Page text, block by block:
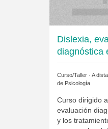
Dislexia,
diagnóstica
Curso/Taller · A
de Psicología
Curso dirigido
evaluación
y los